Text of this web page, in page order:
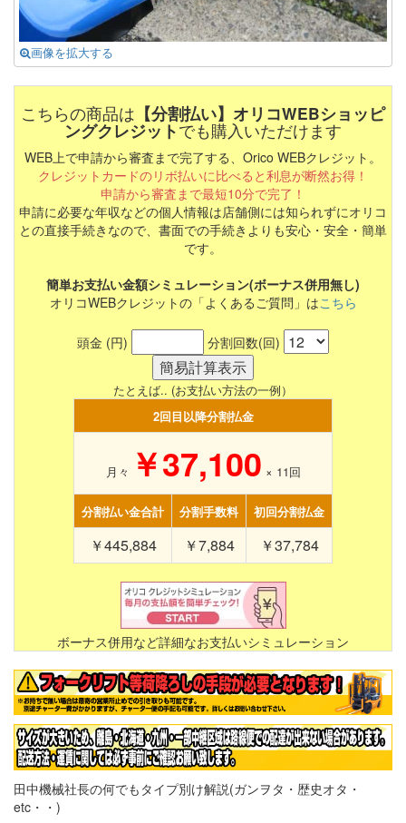
画像を拡大する
こちらの商品は 【分割払い】オリコWEBショッピ
ングクレジットでも購入いただけます
WEB上で申請から審査まで完了する、Orico WEBクレジット。
クレジットカードのリボ払いに比べると利息が断然お得！
申請から審査まで最短10分で完了！
申請に必要な年収などの個人情報は店舗側には知られずにオリコ
との直接手続きなので、書面での手続きよりも安心・安全・簡単
です。
簡単お支払い金額シミュレーション(ボーナス併用無し)
オリコWEBクレジットの「よくあるご質問」はこちら
頭金 (円) 分割回数(回)
たとえば.. (お支払い方法の一例）
2回目以降分割払金
月々 ￥37,100 × 11回
分割払い金合計 分割手数料 初回分割払金
￥445,884 ￥7,884 ￥37,784
ボーナス併用など詳細なお支払いシミュレーション
田中機械社長の何でもタイプ別け解説(ガンヲタ・歴史オタ・
etc・・)